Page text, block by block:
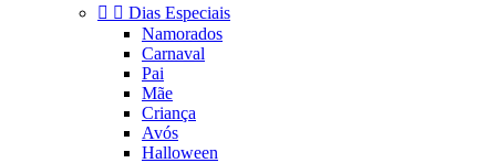
  Dias Especiais
Namorados
Carnaval
Pai
Mãe
Criança
Avós
Halloween